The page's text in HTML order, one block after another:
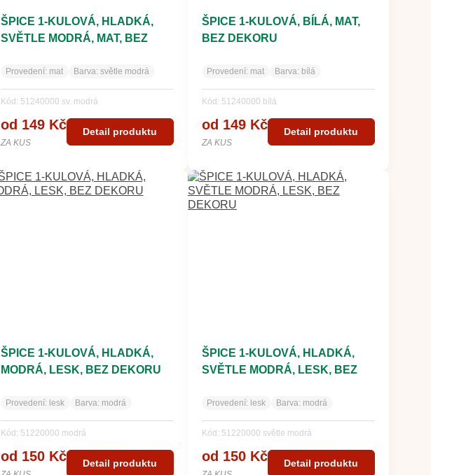
ŠPICE 1-KULOVÁ, HLADKÁ,
SVĚTLE MODRÁ, MAT, BEZ
Provedení: mat Barva: světle modrá
Kód: 51240000 sv. modrá
od 149 Kč
ZA KUS
Detail produktu
ŠPICE 1-KULOVÁ, BÍLÁ, MAT,
BEZ DEKORU
Provedení: mat Barva: bílá
Kód: 51240000 bílá
od 149 Kč
ZA KUS
Detail produktu
ŠPICE 1-KULOVÁ, HLADKÁ,
MODRÁ, LESK, BEZ DEKORU
Provedení: lesk Barva: modrá
Kód: 51220000 modrá
od 150 Kč Detail produktu
ŠPICE 1-KULOVÁ, HLADKÁ,
SVĚTLE MODRÁ, LESK, BEZ
Provedení: lesk Barva: modrá
Kód: 51220000 světle modrá
od 150 Kč Detail produktu